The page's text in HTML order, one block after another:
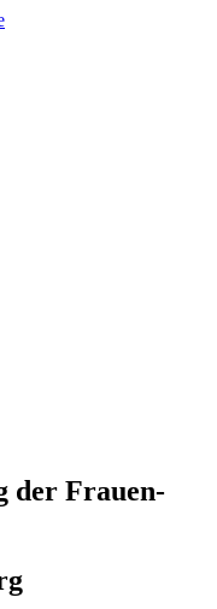
der Frauen-